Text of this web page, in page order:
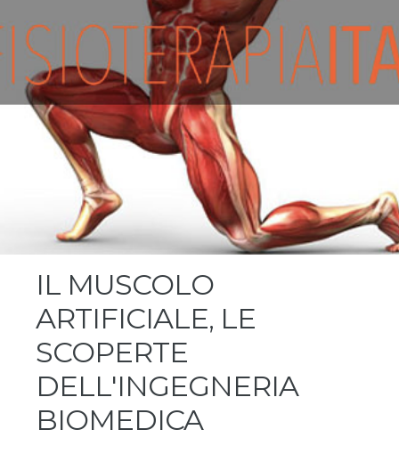
IL MUSCOLO
ARTIFICIALE, LE
SCOPERTE
DELL'INGEGNERIA
BIOMEDICA